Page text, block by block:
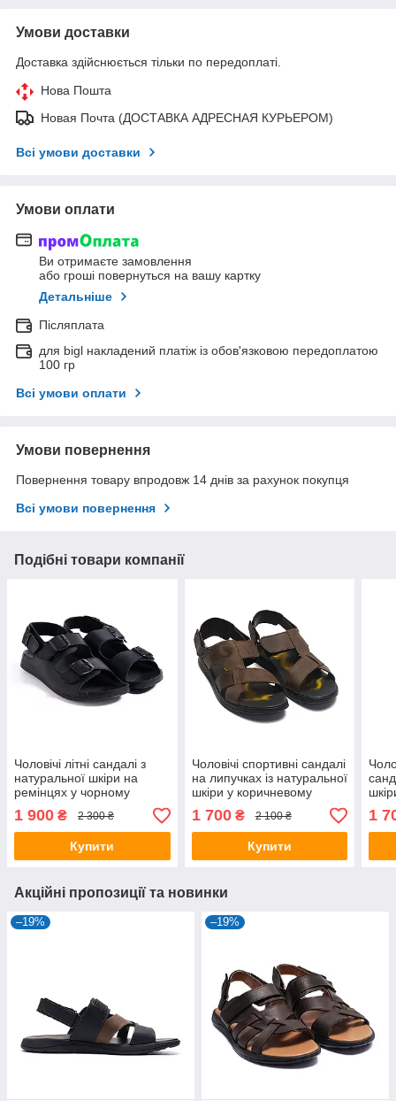
Умови доставки
Доставка здійснюється тільки по передоплаті.
Нова Пошта
Новая Почта (ДОСТАВКА АДРЕСНАЯ КУРЬЕРОМ)
Всі умови доставки
Умови оплати
Ви отримаєте замовлення
або гроші повернуться на вашу картку
Детальніше
Післяплата
для bigl накладений платіж із обов'язковою передоплатою
100 гр
Всі умови оплати
Умови повернення
Повернення товару впродовж 14 днів за рахунок покупця
Всі умови повернення
Подібні товари компанії
Чоловічі літні сандалі з
натуральної шкіри на
ремінцях у чорному
кольорі
1 900 ₴ 2 300 ₴
Купити
Чоловічі спортивні сандалі
на липучках із натуральної
шкіри у коричневому
кольорі
1 700₴ 2 100 ₴
Купити
1
Акційні пропозиції та новинки
–19% –19%